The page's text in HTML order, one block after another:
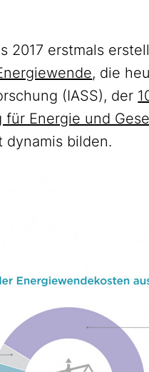
2017 erstmals
, die
(IASS), der
Energie und
dynamis bilden.